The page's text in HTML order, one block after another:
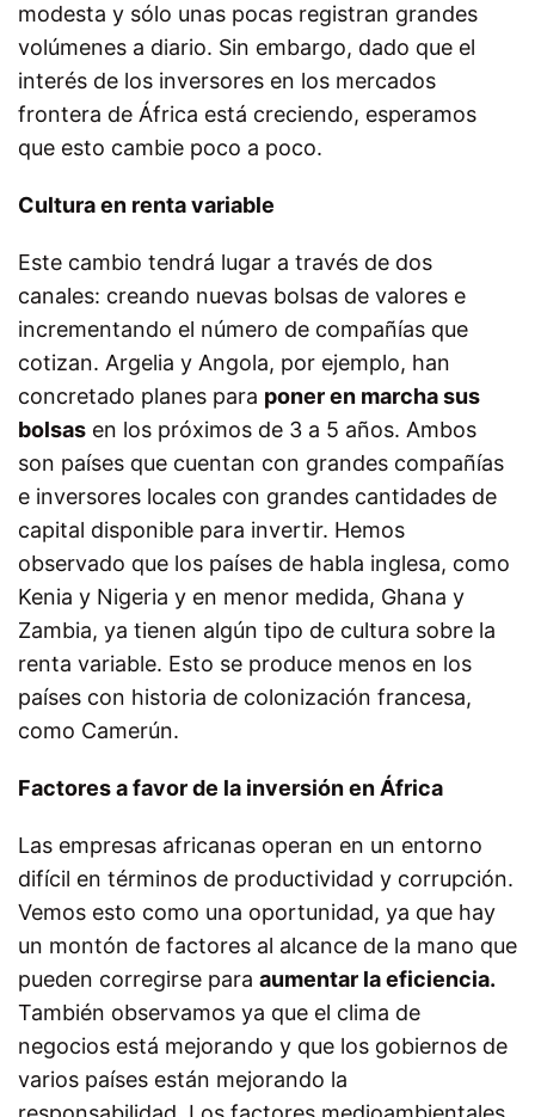
modesta y sólo unas pocas registran grandes
volúmenes a diario. Sin embargo, dado que el
interés de los inversores en los mercados
frontera de África está creciendo, esperamos
que esto cambie poco a poco.
Cultura en renta variable
Este cambio tendrá lugar a través de dos
canales: creando nuevas bolsas de valores e
incrementando el número de compañías que
cotizan. Argelia y Angola, por ejemplo, han
concretado planes para poner en marcha sus
bolsas en los próximos de 3 a 5 años. Ambos
son países que cuentan con grandes compañías
e inversores locales con grandes cantidades de
capital disponible para invertir. Hemos
observado que los países de habla inglesa, como
Kenia y Nigeria y en menor medida, Ghana y
Zambia, ya tienen algún tipo de cultura sobre la
renta variable. Esto se produce menos en los
países con historia de colonización francesa,
como Camerún.
Factores a favor de la inversión en África
Las empresas africanas operan en un entorno
difícil en términos de productividad y corrupción.
Vemos esto como una oportunidad, ya que hay
un montón de factores al alcance de la mano que
pueden corregirse para aumentar la eficiencia.
También observamos ya que el clima de
negocios está mejorando y que los gobiernos de
varios países están mejorando la